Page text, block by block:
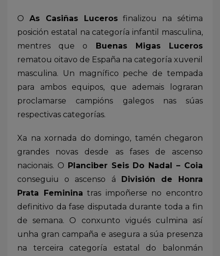
O As Casiñas Lucerosfinalizou na sétima
posición estatal na categoría infantil masculina,
mentres que o Buenas Migas Luceros
rematou oitavo de España na categoría xuvenil
masculina. Un magnífico peche de tempada
para ambos equipos, que ademais lograran
proclamarse campións galegos nas súas
respectivas categorías.
Xa na xornada do domingo, tamén chegaron
grandes novas desde as fases de ascenso
nacionais. O Planciber Seis Do Nadal – Coia
conseguiu o ascenso á División de Honra
Prata Feminina tras impoñerse no encontro
definitivo da fase disputada durante toda a fin
de semana. O conxunto vigués culmina así
unha gran campaña e asegura a súa presenza
na terceira categoría estatal do balonmán